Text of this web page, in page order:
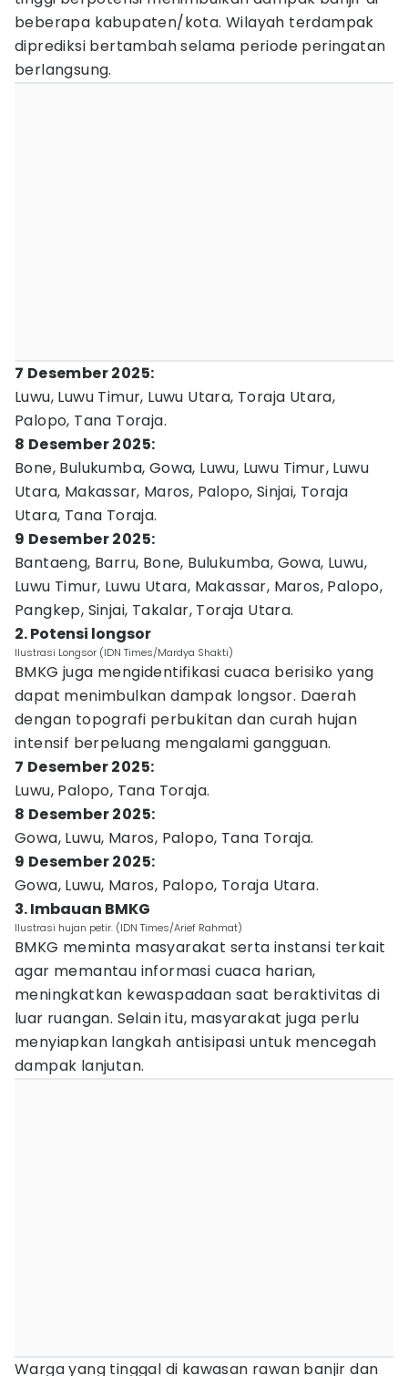
beberapa kabupaten/kota. Wilayah terdampak
diprediksi bertambah selama periode peringatan
berlangsung.
7 Desember 2025:
Luwu, Luwu Timur, Luwu Utara, Toraja Utara,
Palopo, Tana Toraja.
8 Desember 2025:
Bone, Bulukumba, Gowa, Luwu, Luwu Timur, Luwu
Utara, Makassar, Maros, Palopo, Sinjai, Toraja
Utara, Tana Toraja.
9 Desember 2025:
Bantaeng, Barru, Bone, Bulukumba, Gowa, Luwu,
Luwu Timur, Luwu Utara, Makassar, Maros, Palopo,
Pangkep, Sinjai, Takalar, Toraja Utara.
2. Potensi longsor
Ilustrasi Longsor (IDN Times/Mardya Shakti)
BMKG juga mengidentifikasi cuaca berisiko yang
dapat menimbulkan dampak longsor. Daerah
dengan topografi perbukitan dan curah hujan
intensif berpeluang mengalami gangguan.
7 Desember 2025:
Luwu, Palopo, Tana Toraja.
8 Desember 2025:
Gowa, Luwu, Maros, Palopo, Tana Toraja.
9 Desember 2025:
Gowa, Luwu, Maros, Palopo, Toraja Utara.
3. Imbauan BMKG
Ilustrasi hujan petir. (IDN Times/Arief Rahmat)
BMKG meminta masyarakat serta instansi terkait
agar memantau informasi cuaca harian,
meningkatkan kewaspadaan saat beraktivitas di
luar ruangan. Selain itu, masyarakat juga perlu
menyiapkan langkah antisipasi untuk mencegah
dampak lanjutan.
Warga yang tinggal di kawasan rawan banjir dan